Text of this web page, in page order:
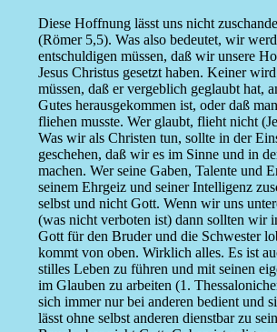
Diese Hoffnung lässt uns nicht
(Römer 5,5). Was also bedeutet, wir
entschuldigen müssen, daß wir unsere
Jesus Christus gesetzt haben. Keiner
müssen, daß er vergeblich geglaubt hat,
Gutes herausgekommen ist, oder daß
fliehen musste. Wer glaubt, flieht nicht
Was wir als Christen tun, sollte in der
geschehen, daß wir es im Sinne und in
machen. Wer seine Gaben, Talente und
seinem Ehrgeiz und seiner Intelligenz
selbst und nicht Gott. Wenn wir uns
(was nicht verboten ist) dann sollten wir
Gott für den Bruder und die Schwester
kommt von oben. Wirklich alles. Es ist
stilles Leben zu führen und mit seinen
im Glauben zu arbeiten (1.
sich immer nur bei anderen bedient und
lässt ohne selbst anderen dienstbar zu